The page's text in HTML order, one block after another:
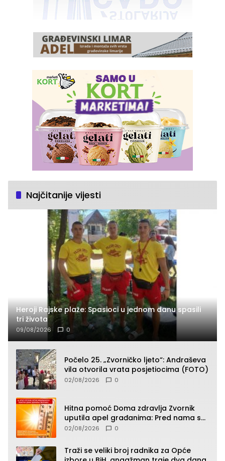
Najčitanije vijesti
Heroji Rajske plaže: Spasioci u jednom danu spasili
tri života
09/08/2026 0
Počelo 25. „Zvorničko ljeto“: Andraševa
vila otvorila vrata posjetiocima (FOTO)
02/08/2026 0
Hitna pomoć Doma zdravlja Zvornik
uputila apel građanima: Pred nama su
temperature do 40°C, oprez zbog
02/08/2026 0
Traži se veliki broj radnika za Opće